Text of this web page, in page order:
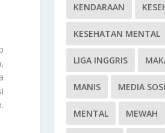
KENDARAAN
KESEHATAN MENTAL
LIGA INGGRIS
MANIS MEDIA
MENTAL MEWAH